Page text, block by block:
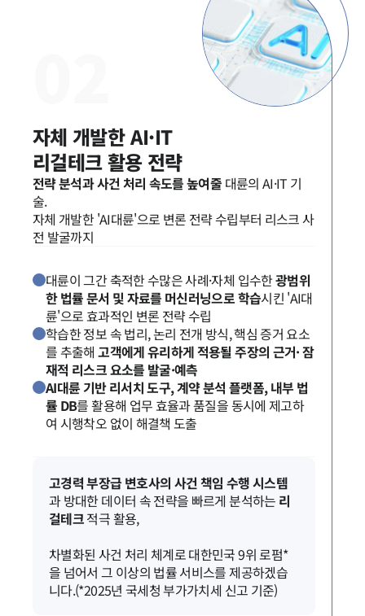
고객의 소리
통합검색
AI대륜
사례분석/최신동향
법률정보
법률지식인
고객후기
헌법·행정·규제·개혁그룹 업무
전체
구성원 소개
행정전문변호사
소식/자료
공지사항
법률 블로그
세미나
대륜법률상담예약
자체 개발한 AI·IT
리걸테크 활용 전략
전략 분석과 사건 처리 속도를 높여줄 대륜의 AI·IT 기
술.
자체 개발한 'AI대륜'으로 변론 전략 수립부터 리스크 사
대륜이 그간 축적한 수많은 사례·자체 입수한광범위
한 법률 문서 및 자료를 머신러닝으로 학습시킨 'AI대
륜'으로 효과적인 변론 전략 수립
학습한 정보 속 법리, 논리 전개 방식, 핵심 증거 요소
를 추출해고객에게 유리하게 적용될 주장의 근거· 잠
재적 리스크 요소를 발굴·예측
AI대륜 기반 리서치 도구, 계약 분석 플랫폼, 내부 법
률 DB를 활용해 업무 효율과 품질을 동시에 제고하
여 시행착오 없이 해결책 도출
고경력 부장급 변호사의 사건 책임 수행 시스템
과 방대한 데이터 속 전략을 빠르게 분석하는 리
걸테크적극 활용,
차별화된 사건 처리 체계로 대한민국 9위 로펌*
을 넘어서 그 이상의 법률 서비스를 제공하겠습
니다.(*2025년 국세청 부가가치세 신고 기준)